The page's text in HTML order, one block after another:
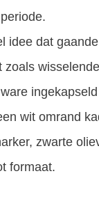
idee dat
zoals
wit omrand
zwarte
formaat.